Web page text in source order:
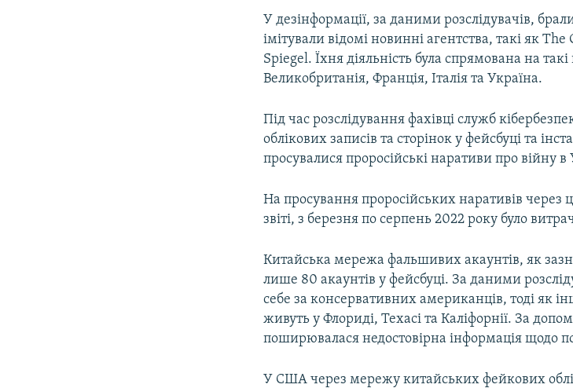
У дезінформації, за даними розслідувачів,
імітували відомі новинні агентства, такі як
Spiegel. Їхня діяльність була спрямована на
Великобританія, Франція, Італія та Україна.
Під час розслідування фахівці служб
облікових записів та сторінок у фейсбуці та
просувалися проросійські наративи про війну в
На просування проросійських наративів
звіті, з березня по серпень 2022 року було
Китайська мережа фальшивих акаунтів, як
лише 80 акаунтів у фейсбуці. За даними
себе за консервативних американців, тоді як
живуть у Флориді, Техасі та Каліфорнії. За
поширювалася недостовірна інформація щодо
У США через мережу китайських фейкових